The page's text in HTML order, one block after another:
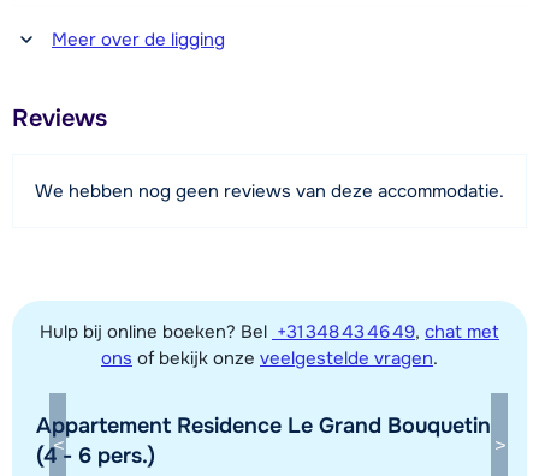
Afstand tot winkel(s)
600 meter
Afstand tot restaurant of bar
500 meter
600 meter
Afstand tot skibushalte
50 meter
Bekijk kaart
Meer over de ligging
Reviews
We hebben nog geen reviews van deze accommodatie.
Hulp bij online boeken? Bel +31 348 43 46 49, chat met
ons of bekijk onze veelgestelde vragen.
Appartement Residence Le Grand Bouquetin
(4 - 6 pers.)